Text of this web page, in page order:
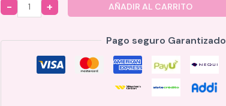
Quantity
AÑADIR AL CARRITO
Pago seguro Garantizado